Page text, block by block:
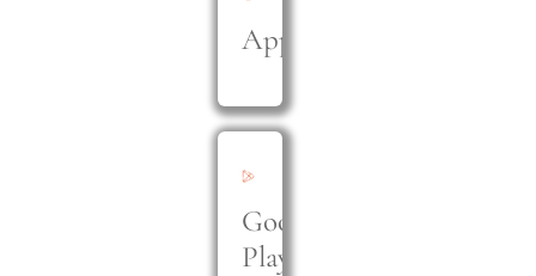
Apple
Google
Play